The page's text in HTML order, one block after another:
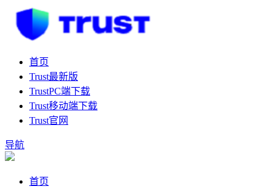
首页
Trust最新版
TrustPC端下载
Trust移动端下载
Trust官网
导航
首页